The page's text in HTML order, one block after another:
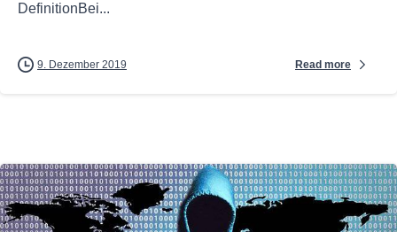
DefinitionBei...
9. Dezember 2019 Read more